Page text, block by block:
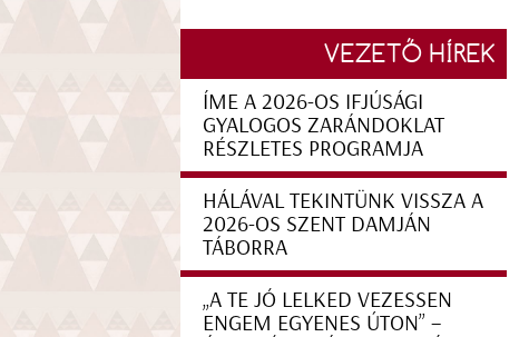
VEZETŐ HÍREK
ÍME A 2026-OS IFJÚSÁGI
GYALOGOS ZARÁNDOKLAT
RÉSZLETES PROGRAMJA
HÁLÁVAL TEKINTÜNK VISSZA A
2026-OS SZENT DAMJÁN
TÁBORRA
„A TE JÓ LELKED VEZESSEN
ENGEM EGYENES ÚTON” –